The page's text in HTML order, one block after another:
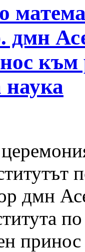
дмн
наука
дмн
принос